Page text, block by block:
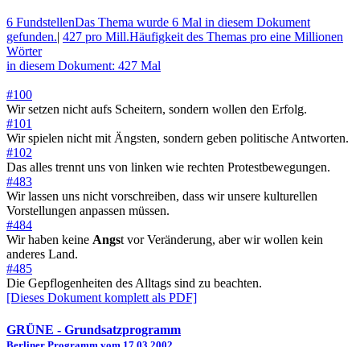
6 FundstellenDas Thema wurde 6 Mal in diesem Dokument
gefunden.| 427 pro Mill.Häufigkeit des Themas pro eine Millionen
Wörter
in diesem Dokument: 427 Mal
#100
Wir setzen nicht aufs Scheitern, sondern wollen den Erfolg.
#101
Wir spielen nicht mit Ängsten, sondern geben politische Antworten.
#102
Das alles trennt uns von linken wie rechten Protestbewegungen.
#483
Wir lassen uns nicht vorschreiben, dass wir unsere kulturellen
Vorstellungen anpassen müssen.
#484
Wir haben keine Angst vor Veränderung, aber wir wollen kein
anderes Land.
#485
Die Gepflogenheiten des Alltags sind zu beachten.
[Dieses Dokument komplett als PDF]
GRÜNE - Grundsatzprogramm